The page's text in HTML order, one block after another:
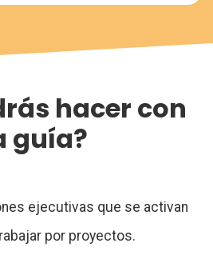
hacer con
guía?
ejecutivas que se activan
por proyectos.